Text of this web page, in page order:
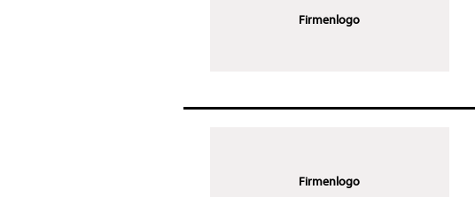
Firmenlogo
Firmenlogo